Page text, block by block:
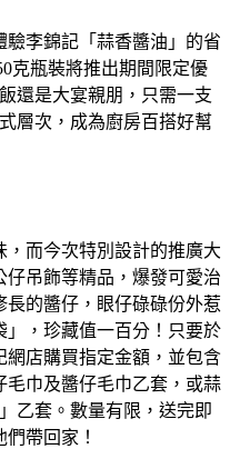
李錦記「蒜香醬油」的省
克瓶裝將推出期間限定優
還是大宴親朋，只需一支
層次，成為廚房百搭好幫
而今次特別設計的推廣大
吊飾等精品，爆發可愛治
的醬仔，眼仔碌碌份外惹
」，珍藏值一百分！只要於
網店購買指定金額，並包含
巾及醬仔毛巾乙套，或蒜
乙套。數量有限，送完即
帶回家！